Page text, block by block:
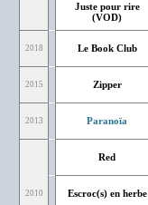
Juste pour rire
(VOD)
2018 Le Book Club
2015 Zipper
2013 Paranoïa
2010
Red
Escroc(s) en herbe